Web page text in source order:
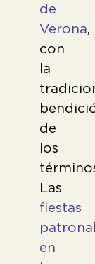
de
Verona,
con
la
de
los
Las
fiestas
en